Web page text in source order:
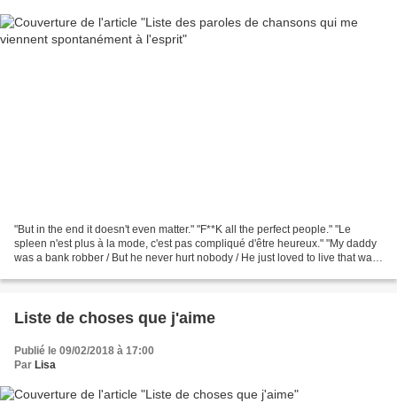
"But in the end it doesn't even matter." "F**K all the perfect people." "Le
spleen n'est plus à la mode, c'est pas compliqué d'être heureux." "My daddy
was a bank robber / But he never hurt nobody / He just loved to live that way /
Liste de choses que j'aime
Publié le 09/02/2018 à 17:00
Par Lisa